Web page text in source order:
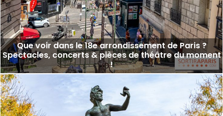
Que voir dans le 18e arrondissement de Paris ?
Spectacles, concerts & pièces de théâtre du moment
!